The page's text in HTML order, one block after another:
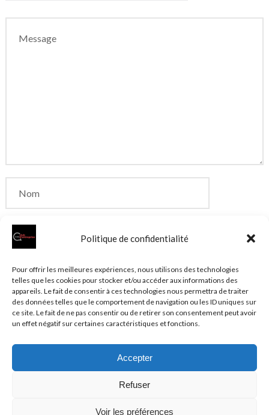
Politique de confidentialité
Pour offrir les meilleures expériences, nous utilisons des technologies
telles que les cookies pour stocker et/ou accéder aux informations des
appareils. Le fait de consentir à ces technologies nous permettra de traiter
des données telles que le comportement de navigation ou les ID uniques sur
ce site. Le fait de ne pas consentir ou de retirer son consentement peut avoir
un effet négatif sur certaines caractéristiques et fonctions.
Accepter
Refuser
Voir les préférences
Enregistrer mon nom, mon e-mail et mon site dans
le navigateur pour mon prochain commentaire.
Actualité au sens large
Plan du site